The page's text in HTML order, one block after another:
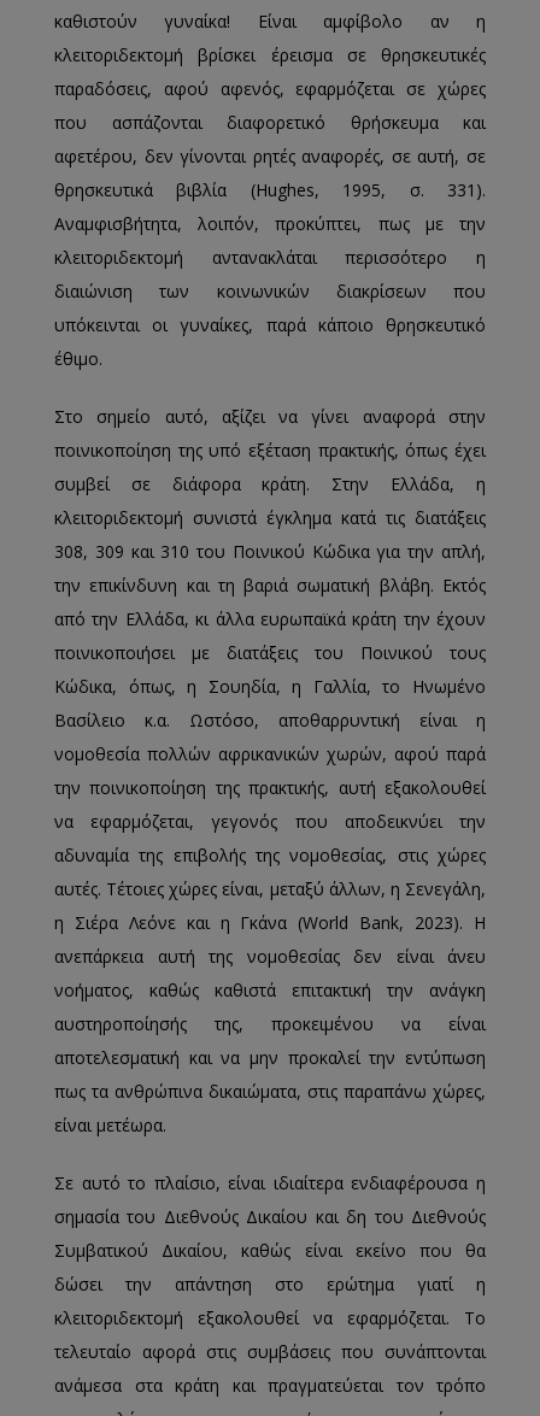
καθιστούν γυναίκα! Είναι αμφίβολο αν η
κλειτοριδεκτομή βρίσκει έρεισμα σε θρησκευτικές
παραδόσεις, αφού αφενός, εφαρμόζεται σε χώρες
που ασπάζονται διαφορετικό θρήσκευμα και
αφετέρου, δεν γίνονται ρητές αναφορές, σε αυτή, σε
θρησκευτικά βιβλία (Hughes, 1995, σ. 331).
Αναμφισβήτητα, λοιπόν, προκύπτει, πως με την
κλειτοριδεκτομή αντανακλάται περισσότερο η
διαιώνιση των κοινωνικών διακρίσεων που
υπόκεινται οι γυναίκες, παρά κάποιο θρησκευτικό
έθιμο.
Στο σημείο αυτό, αξίζει να γίνει αναφορά στην
ποινικοποίηση της υπό εξέταση πρακτικής, όπως έχει
συμβεί σε διάφορα κράτη. Στην Ελλάδα, η
κλειτοριδεκτομή συνιστά έγκλημα κατά τις διατάξεις
308, 309 και 310 του Ποινικού Κώδικα για την απλή,
την επικίνδυνη και τη βαριά σωματική βλάβη. Εκτός
από την Ελλάδα, κι άλλα ευρωπαϊκά κράτη την έχουν
ποινικοποιήσει με διατάξεις του Ποινικού τους
Κώδικα, όπως, η Σουηδία, η Γαλλία, το Ηνωμένο
Βασίλειο κ.α. Ωστόσο, αποθαρρυντική είναι η
νομοθεσία πολλών αφρικανικών χωρών, αφού παρά
την ποινικοποίηση της πρακτικής, αυτή εξακολουθεί
να εφαρμόζεται, γεγονός που αποδεικνύει την
αδυναμία της επιβολής της νομοθεσίας, στις χώρες
αυτές. Τέτοιες χώρες είναι, μεταξύ άλλων, η Σενεγάλη,
η Σιέρα Λεόνε και η Γκάνα (World Bank, 2023). H
ανεπάρκεια αυτή της νομοθεσίας δεν είναι άνευ
νοήματος, καθώς καθιστά επιτακτική την ανάγκη
αυστηροποίησής της, προκειμένου να είναι
αποτελεσματική και να μην προκαλεί την εντύπωση
πως τα ανθρώπινα δικαιώματα, στις παραπάνω χώρες,
είναι μετέωρα.
Σε αυτό το πλαίσιο, είναι ιδιαίτερα ενδιαφέρουσα η
σημασία του Διεθνούς Δικαίου και δη του Διεθνούς
Συμβατικού Δικαίου, καθώς είναι εκείνο που θα
δώσει την απάντηση στο ερώτημα γιατί η
κλειτοριδεκτομή εξακολουθεί να εφαρμόζεται. Το
τελευταίο αφορά στις συμβάσεις που συνάπτονται
ανάμεσα στα κράτη και πραγματεύεται τον τρόπο